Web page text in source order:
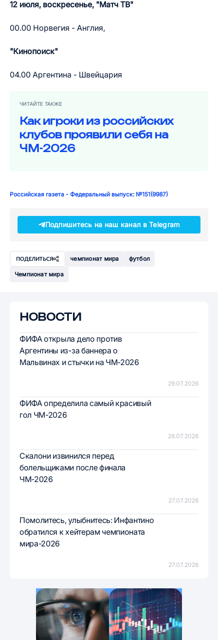
12 июля, воскресенье, "Матч ТВ"
00.00 Норвегия - Англия,
"Кинопоиск"
04.00 Аргентина - Швейцария
ЧИТАЙТЕ ТАКЖЕ
Как игроки из российских
клубов проявили себя на
ЧМ-2026
Российская газета - Федеральный выпуск: №151(9987)
Подпишитесь на наш канал в Telegram
ПОДЕЛИТЬСЯ чемпионат мира футбол
Чемпионат мира
НОВОСТИ
29.07.2026
ФИФА открыла дело против
Аргентины из-за баннера о
Мальвинах и стычки на ЧМ-2026
28.07.2026
ФИФА определила самый красивый
гол ЧМ-2026
27.07.2026
Скалони извинился перед
болельщиками после финала
ЧМ-2026
27.07.2026
Помолитесь, улыбнитесь: Инфантино
обратился к хейтерам чемпионата
мира-2026